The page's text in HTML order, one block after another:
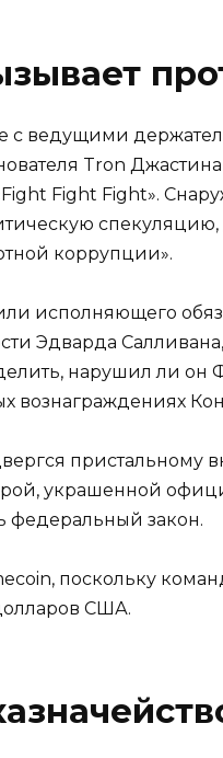
с ведущими
Tron
Fight Fight».
коррупции».
исполняющего
Эдварда
нарушил ли он
вознаграждениях
пристальному
украшенной
федеральный закон.
поскольку
США.